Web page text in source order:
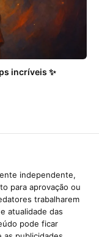
incríveis ✨
independente,
para aprovação ou
trabalharem
atualidade das
pode ficar